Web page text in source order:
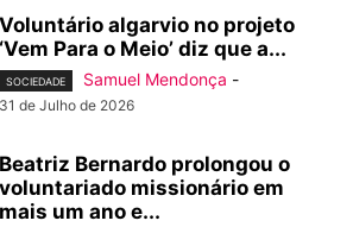
Voluntário algarvio no projeto
‘Vem Para o Meio’ diz que a...
SOCIEDADE Samuel Mendonça -
31 de Julho de 2026
Beatriz Bernardo prolongou o
voluntariado missionário em
mais um ano e...